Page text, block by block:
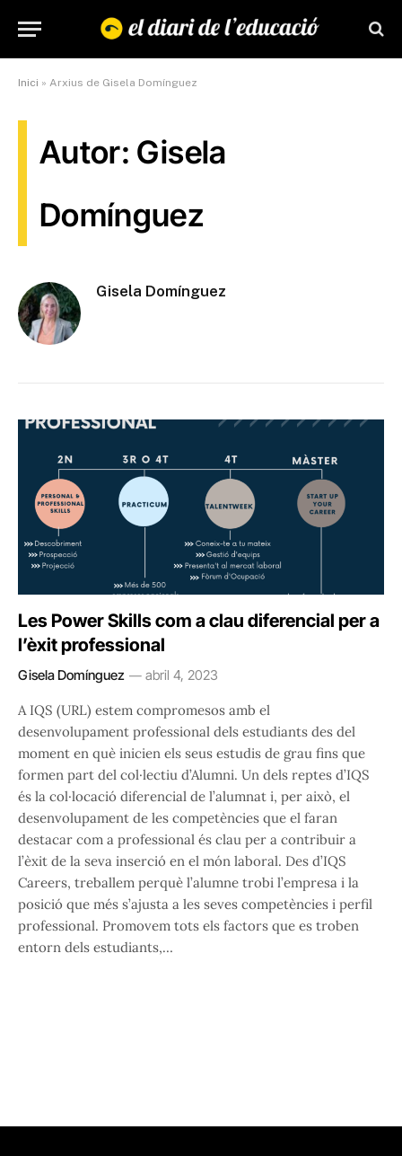
Inici » Arxius de Gisela Domínguez
Autor: Gisela
Domínguez
Gisela Domínguez
Les Power Skills com a clau diferencial per a
l’èxit professional
Gisela Domínguez abril 4, 2023
A IQS (URL) estem compromesos amb el
desenvolupament professional dels estudiants des del
moment en què inicien els seus estudis de grau fins que
formen part del col·lectiu d’Alumni. Un dels reptes d’IQS
és la col·locació diferencial de l’alumnat i, per això, el
desenvolupament de les competències que el faran
destacar com a professional és clau per a contribuir a
l’èxit de la seva inserció en el món laboral. Des d’IQS
Careers, treballem perquè l’alumne trobi l’empresa i la
posició que més s’ajusta a les seves competències i perfil
professional. Promovem tots els factors que es troben
entorn dels estudiants,…